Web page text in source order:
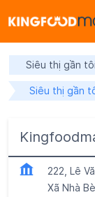
Siêu thị gần tôi
Siêu thị gần
222, Lê
Xã Nhà Bè